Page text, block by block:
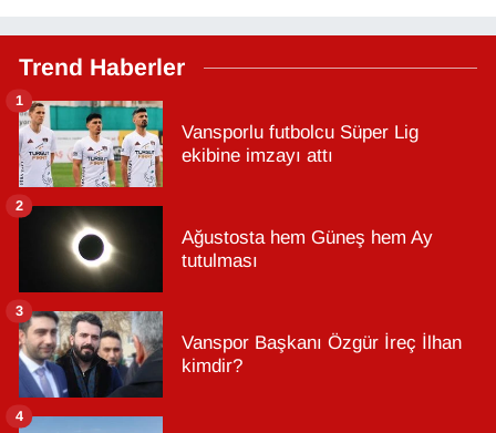
Trend Haberler
Vansporlu futbolcu Süper Lig
ekibine imzayı attı
1
Ağustosta hem Güneş hem Ay
tutulması
2
Vanspor Başkanı Özgür İreç İlhan
kimdir?
3
4